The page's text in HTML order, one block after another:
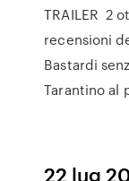
TRAILER 2
recensioni
Bastardi
Tarantino al
22 lug